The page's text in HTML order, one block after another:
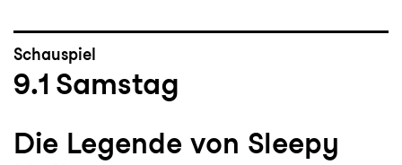
Schauspiel
9.1 Samstag
Die Legende von Sleepy